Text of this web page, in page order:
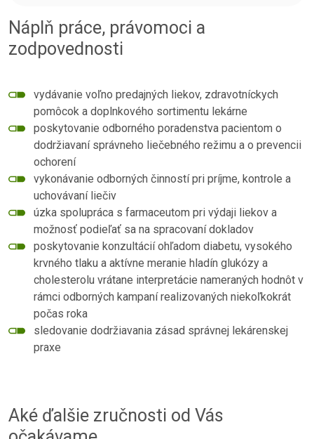
Náplň práce, právomoci a
zodpovednosti
vydávanie voľno predajných liekov, zdravotníckych
pomôcok a doplnkového sortimentu lekárne
poskytovanie odborného poradenstva pacientom o
dodržiavaní správneho liečebného režimu a o prevencii
ochorení
vykonávanie odborných činností pri príjme, kontrole a
uchovávaní liečiv
úzka spolupráca s farmaceutom pri výdaji liekov a
možnosť podieľať sa na spracovaní dokladov
poskytovanie konzultácií ohľadom diabetu, vysokého
krvného tlaku a aktívne meranie hladín glukózy a
cholesterolu vrátane interpretácie nameraných hodnôt v
rámci odborných kampaní realizovaných niekoľkokrát
počas roka
sledovanie dodržiavania zásad správnej lekárenskej
praxe
Aké ďalšie zručnosti od Vás